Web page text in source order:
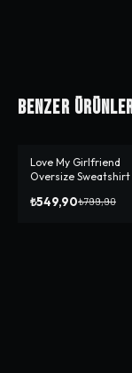
Benzer
-%31
Love My Girlfriend
Oversize Sweatshirt
₺549,90₺799,90